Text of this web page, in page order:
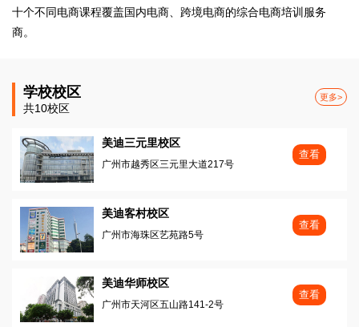
十个不同电商课程覆盖国内电商、跨境电商的综合电商培训服务
商。
学校校区
共10校区
更多>
美迪三元里校区
广州市越秀区三元里大道217号
查看
美迪客村校区
广州市海珠区艺苑路5号
查看
美迪华师校区
广州市天河区五山路141-2号
查看